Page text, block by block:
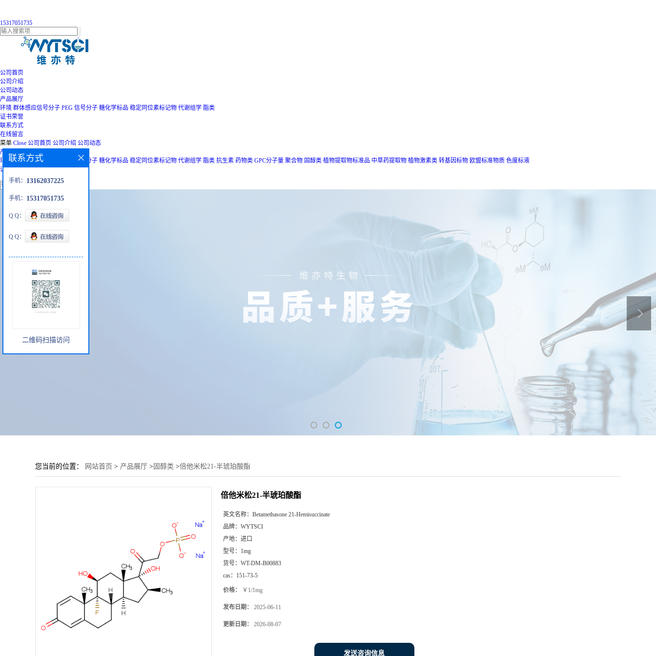
15317051735
公司首页
公司介绍
公司动态
产品展厅
环境 群体感应信号分子 PEG 信号分子 糖化学标品 稳定同位素标记物 代谢组学 脂类
证书荣誉
联系方式
在线留言
菜单 Close 公司首页 公司介绍 公司动态
产品展厅
环境 群体感应信号分子 信号分子 糖化学标品 稳定同位素标记物 代谢组学 脂类 抗生素 药物类 GPC分子量 聚合物 固醇类 植物提取物标准品 中草药提取物 植物激素类 转基因标物 欧盟标准物质 色度标液
证书荣誉 联系方式 在线留言
您当前的位置： 网站首页 > 产品展厅 > 固醇类 >倍他米松21-半琥珀酸酯
倍他米松21-半琥珀酸酯
英文名称： Betamethasone 21-Hemisuccinate
品牌： WYTSCI
产地： 进口
型号： 1mg
货号： WT-DM-B00883
cas： 151-73-5
价格： ￥1/1mg
发布日期： 2025-06-11
更新日期： 2026-08-07
发送咨询信息
联系方式
手机： 13162037225
手机： 15317051735
Q Q：
Q Q：
二维码扫描访问